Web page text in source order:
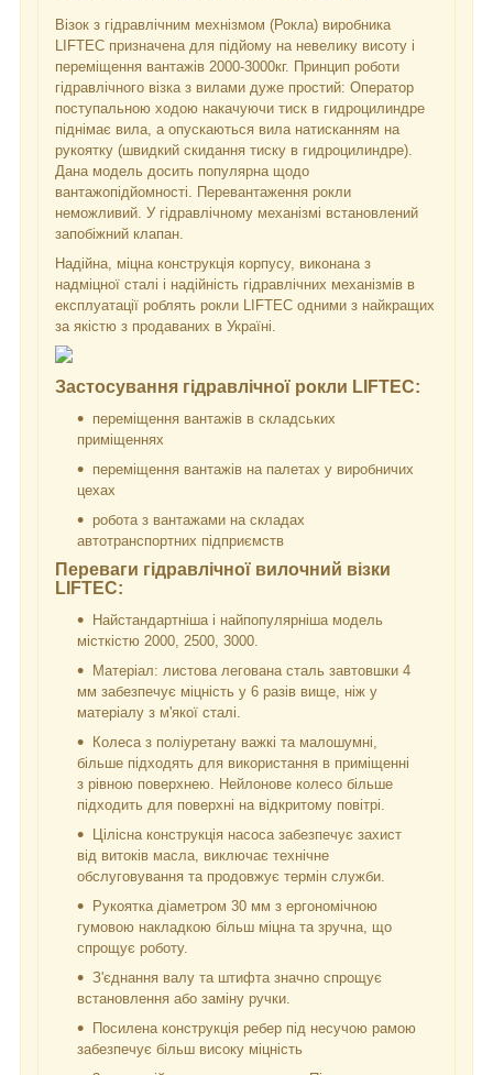
Візок з гідравлічним мехнізмом (Рокла) виробника
LIFTEC призначена для підйому на невелику висоту і
переміщення вантажів 2000-3000кг. Принцип роботи
гідравлічного візка з вилами дуже простий: Оператор
поступальною ходою накачуючи тиск в гидроцилиндре
піднімає вила, а опускаються вила натисканням на
рукоятку (швидкий скидання тиску в гидроцилиндре).
Дана модель досить популярна щодо
вантажопідйомності. Перевантаження рокли
неможливий. У гідравлічному механізмі встановлений
запобіжний клапан.
Надійна, міцна конструкція корпусу, виконана з
надміцної сталі і надійність гідравлічних механізмів в
експлуатації роблять рокли LIFTEC одними з найкращих
за якістю з продаваних в Україні.
Застосування гідравлічної рокли LIFTEC:
переміщення вантажів в складських
приміщеннях
переміщення вантажів на палетах у виробничих
цехах
робота з вантажами на складах
автотранспортних підприємств
Переваги гідравлічної вилочний візки
LIFTEC:
Найстандартніша і найпопулярніша модель
місткістю 2000, 2500, 3000.
Матеріал: листова легована сталь завтовшки 4
мм забезпечує міцність у 6 разів вище, ніж у
матеріалу з м'якої сталі.
Колеса з поліуретану важкі та малошумні,
більше підходять для використання в приміщенні
з рівною поверхнею. Нейлонове колесо більше
підходить для поверхні на відкритому повітрі.
Цілісна конструкція насоса забезпечує захист
від витоків масла, виключає технічне
обслуговування та продовжує термін служби.
Рукоятка діаметром 30 мм з ергономічною
гумовою накладкою більш міцна та зручна, що
спрощує роботу.
З'єднання валу та штифта значно спрощує
встановлення або заміну ручки.
Посилена конструкція ребер під несучою рамою
забезпечує більш високу міцність